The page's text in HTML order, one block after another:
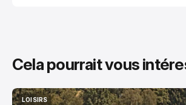
Cela pourrait vous
LOISIRS